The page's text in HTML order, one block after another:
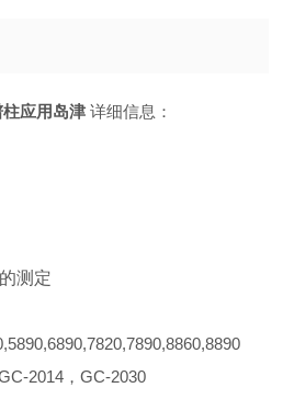
应用岛津 详细信息：
测定
2014，GC-2030